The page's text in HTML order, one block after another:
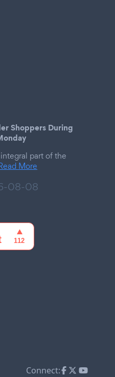
Shoppers During
part of the
More
08-08
Connect: